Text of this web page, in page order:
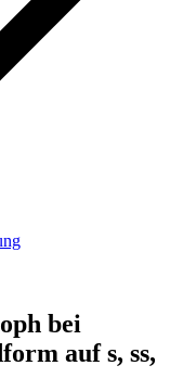
bei
auf s, ss,